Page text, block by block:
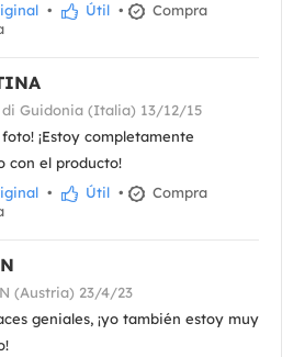
• Útil •
Compra
Guidonia (Italia) 13/12/15
foto! ¡Estoy completamente
con el producto!
• Útil •
Compra
(Austria) 23/4/23
geniales, ¡yo también estoy muy